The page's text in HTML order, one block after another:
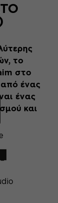
το
στο
από ένας
ένας
και